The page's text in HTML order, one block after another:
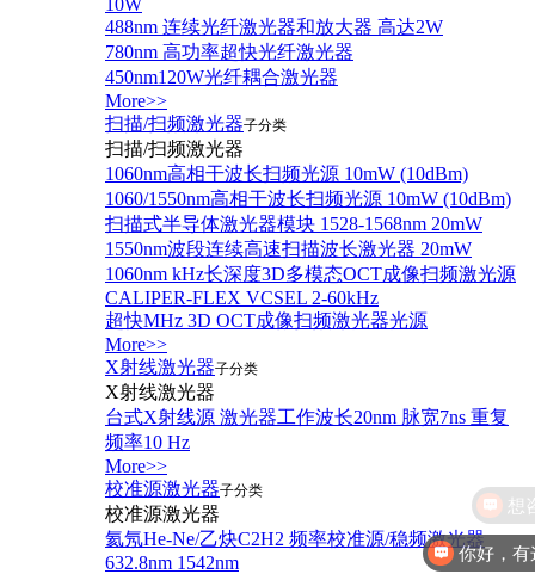
10W
488nm 连续光纤激光器和放大器 高达2W
780nm 高功率超快光纤激光器
450nm120W光纤耦合激光器
More>>
扫描/扫频激光器子分类
扫描/扫频激光器
1060nm高相干波长扫频光源 10mW (10dBm)
1060/1550nm高相干波长扫频光源 10mW (10dBm)
扫描式半导体激光器模块 1528-1568nm 20mW
1550nm波段连续高速扫描波长激光器 20mW
1060nm kHz长深度3D多模态OCT成像扫频激光源
CALIPER-FLEX VCSEL 2-60kHz
超快MHz 3D OCT成像扫频激光器光源
More>>
X射线激光器子分类
X射线激光器
台式X射线源 激光器工作波长20nm 脉宽7ns 重复
频率10 Hz
More>>
校准源激光器子分类
校准源激光器
氦氖He-Ne/乙炔C2H2 频率校准源/稳频激光器
632.8nm 1542nm
你好，